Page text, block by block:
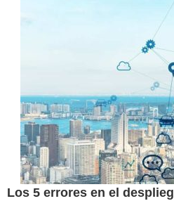
Los 5 errores en el